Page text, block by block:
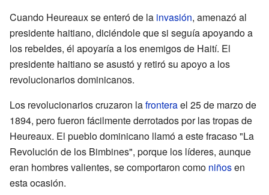
Cuando Heureaux se enteró de la invasión, amenazó al
presidente haitiano, diciéndole que si seguía apoyando a
los rebeldes, él apoyaría a los enemigos de Haití. El
presidente haitiano se asustó y retiró su apoyo a los
revolucionarios dominicanos.
Los revolucionarios cruzaron lafronterael 25 de marzo de
1894, pero fueron fácilmente derrotados por las tropas de
Heureaux. El pueblo dominicano llamó a este fracaso "La
Revolución de los Bimbines", porque los líderes, aunque
eran hombres valientes, se comportaron como niñosen
esta ocasión.